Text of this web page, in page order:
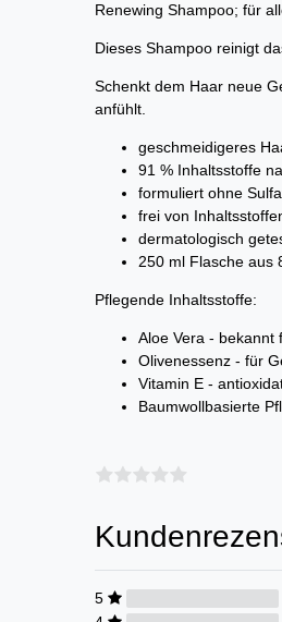
Renewing Shampoo; für
Dieses Shampoo reinigt
Schenkt dem Haar neue
anfühlt.
geschmeidigeres
91 % Inhaltsstoffe
formuliert ohne
frei von
dermatologisch
250 ml Flasche aus
Pflegende Inhaltsstoffe:
Aloe Vera - bekannt
Olivenessenz - für
Vitamin E -
Baumwollbasierte
5